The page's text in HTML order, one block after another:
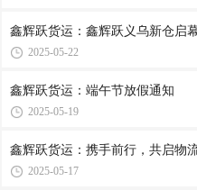
鑫辉跃货运：鑫辉跃义乌新仓启
2025-05-22
鑫辉跃货运：端午节放假通知
2025-05-19
鑫辉跃货运：携手前行，共启
2025-05-17